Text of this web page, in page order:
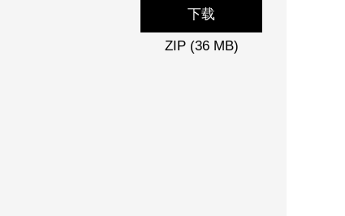
下载
ZIP (36 MB)